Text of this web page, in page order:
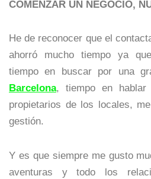
COMENZAR UN NEGOCIO,
He de reconocer que el
ahorró mucho tiempo ya
tiempo en buscar por una
Barcelona, tiempo en
propietarios de los locales,
gestión.
Y es que siempre me gusto
aventuras y todo los